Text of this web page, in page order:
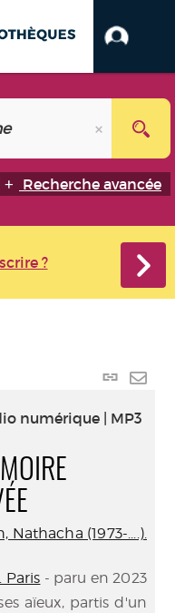
Recherche avancée
?
Lien
par
numérique | MP3
Nathacha (1973-....).
Paris - paru en 2023
aïeux, partis d'un